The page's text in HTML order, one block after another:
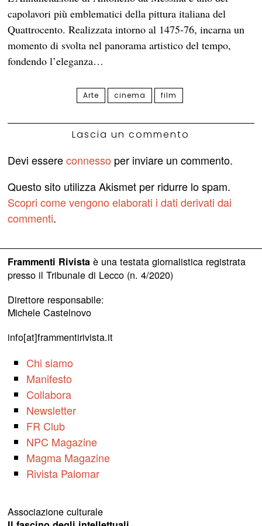
capolavori più emblematici della pittura italiana del
Quattrocento. Realizzata intorno al 1475-76, incarna un
momento di svolta nel panorama artistico del tempo,
fondendo l’eleganza…
Arte cinema film
Lascia un commento
Devi essereconnesso per inviare un commento.
Questo sito utilizza Akismet per ridurre lo spam.
Scopri come vengono elaborati i dati derivati dai
commenti.
Frammenti Rivistaè una testata giornalistica registrata
presso il Tribunale di Lecco (n. 4/2020)
Direttore responsabile:
Michele Castelnovo
info[at]frammentirivista.it
Chi siamo
Manifesto
Collabora
Newsletter
FR Club
NPC Magazine
Magma Magazine
Rivista Palomar
Associazione culturale